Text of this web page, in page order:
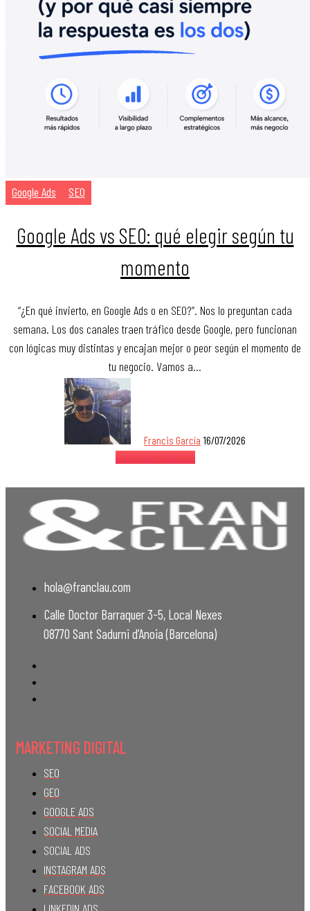
Google Ads SEO
Google Ads vs SEO: qué elegir según tu
momento
“¿En qué invierto, en Google Ads o en SEO?”. Nos lo preguntan cada
semana. Los dos canales traen tráfico desde Google, pero funcionan
con lógicas muy distintas y encajan mejor o peor según el momento de
tu negocio. Vamos a…
Francis García 16/07/2026
Quiero saber más
hola@franclau.com
Calle Doctor Barraquer 3-5, Local Nexes
08770 Sant Sadurni d’Anoia (Barcelona)
MARKETING DIGITAL
SEO
GEO
GOOGLE ADS
SOCIAL MEDIA
SOCIAL ADS
INSTAGRAM ADS
FACEBOOK ADS